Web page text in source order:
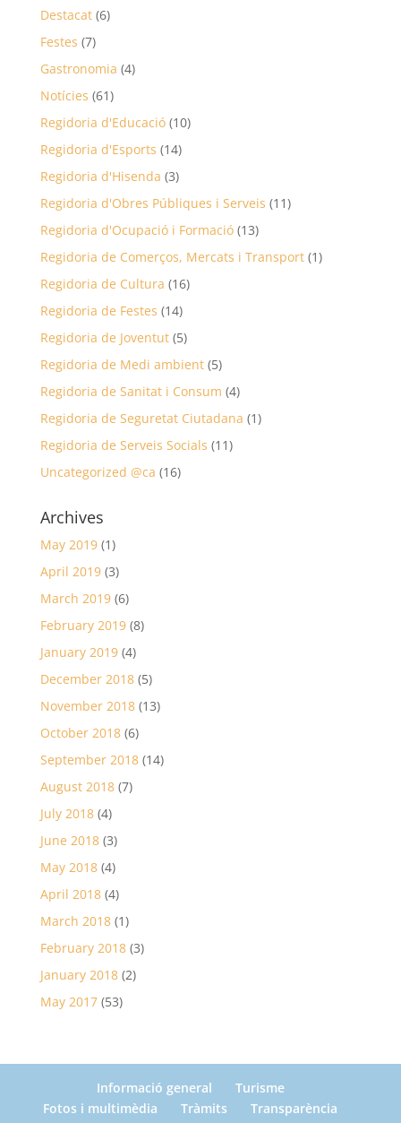
Destacat(6)
Festes (7)
Gastronomia (4)
Notícies (61)
Regidoria d'Educació(10)
Regidoria d'Esports (14)
Regidoria d'Hisenda (3)
Regidoria d'Obres Públiques i Serveis (11)
Regidoria d'Ocupació i Formació(13)
Regidoria de Comerços, Mercats i Transport(1)
Regidoria de Cultura (16)
Regidoria de Festes (14)
Regidoria de Joventut(5)
Regidoria de Medi ambient(5)
Regidoria de Sanitat i Consum (4)
Regidoria de Seguretat Ciutadana (1)
Regidoria de Serveis Socials (11)
Uncategorized @ca (16)
Archives
May 2019(1)
April 2019(3)
March 2019(6)
February 2019(8)
January 2019(4)
December 2018(5)
November 2018(13)
October 2018(6)
September 2018(14)
August 2018(7)
July 2018(4)
June 2018(3)
May 2018(4)
April 2018(4)
March 2018(1)
February 2018(3)
January 2018(2)
May 2017(53)
Informació general
Turisme
Fotos i multimèdia
Tràmits
Transparència